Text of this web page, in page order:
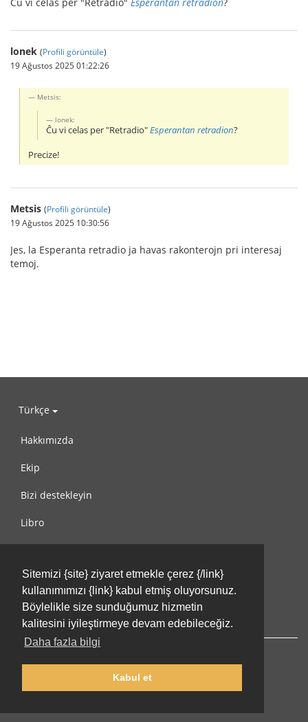
Sitemizi {site} ziyaret etmekle çerez {/link}
kullanımımızı {link} kabul etmiş oluyorsunuz.
Böylelikle size sunduğumuz hizmetin
kalitesini iyileştirmeye devam edebileceğiz.
Daha fazla bilgi
Kabul et
Ĉu vi celas per "Retradio" Esperantan retradion?
lonek (Profili görüntüle)
19 Ağustos 2025 01:22:26
Metsis:
lonek:
Ĉu vi celas per "Retradio"Esperantan retradion?
Precize!
Metsis (Profili görüntüle)
19 Ağustos 2025 10:30:56
Jes, la Esperanta retradio ja havas rakonterojn pri interesaj
temoj.
Türkçe
Hakkımızda
Ekip
Bizi destekleyin
Libro
Kullanım Koşulları
Bize ulaşın
© 2002-2026 lernu.net |Impressum